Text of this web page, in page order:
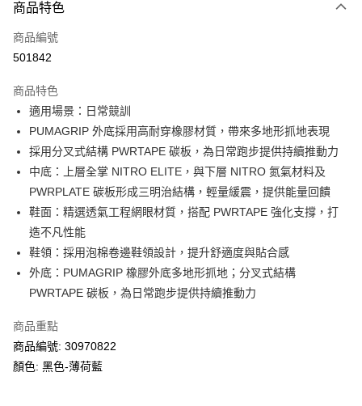
信用卡
線上付款
Alipay, PayMe, WeChat Pay, UnionPay, FPS
送貨方式
單筆訂單淨值滿$399可享免運費優惠
每筆HK$30.00，滿HK$399.00或以上免運費
滿$599可享澳門免運費優惠 運費表
商品特色
商品編號
501842
商品特色
適用場景：日常競訓
PUMAGRIP 外底採用高耐穿橡膠材質，帶來多地形抓地表現
採用分叉式結構 PWRTAPE 碳板，為日常跑步提供持續推動力
中底：上層全掌 NITRO ELITE，與下層 NITRO 氮氣材料及
PWRPLATE 碳板形成三明治結構，輕量緩震，提供能量回饋
鞋面：精選透氣工程網眼材質，搭配 PWRTAPE 強化支撐，打
造不凡性能
鞋領：採用泡棉卷邊鞋領設計，提升舒適度與貼合感
外底：PUMAGRIP 橡膠外底多地形抓地；分叉式結構
PWRTAPE 碳板，為日常跑步提供持續推動力
商品重點
商品編號: 30970822
顏色: 黑色-薄荷藍